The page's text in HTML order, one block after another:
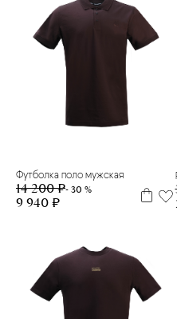
Футболка поло мужская
14 200 ₽- 30 %
9 940 ₽